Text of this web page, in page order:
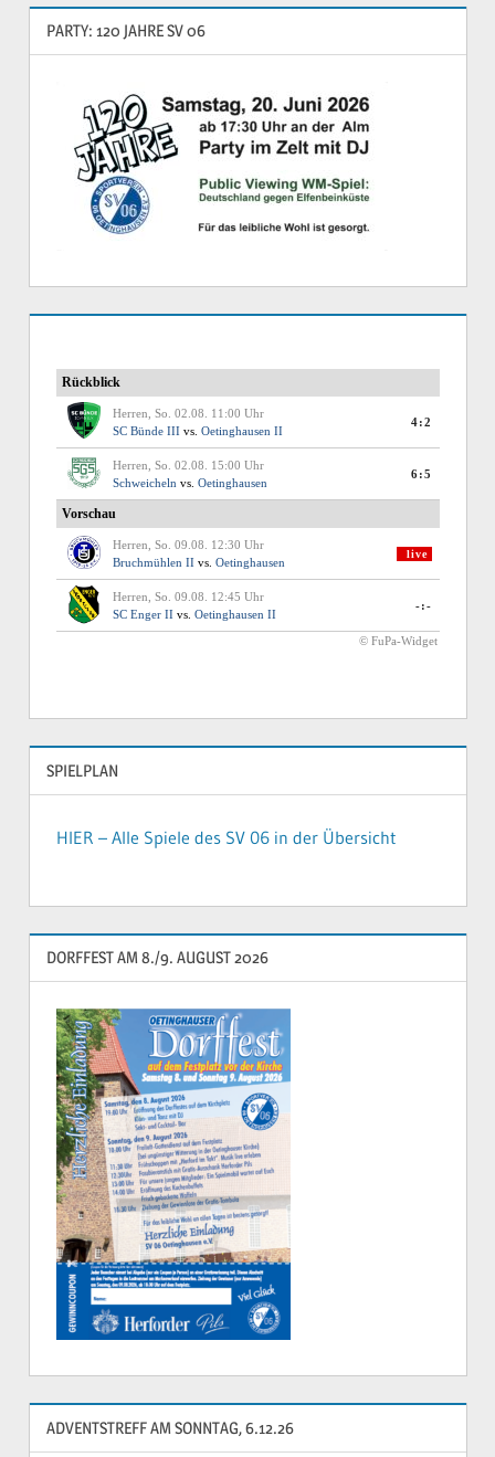
PARTY: 120 JAHRE SV 06
SPIELPLAN
HIER – Alle Spiele des SV 06 in der Übersicht
DORFFEST AM 8./9. AUGUST 2026
ADVENTSTREFF AM SONNTAG, 6.12.26